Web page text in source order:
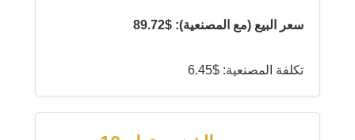
سعر البيع (مع المصنعية): $89.72
تكلفة المصنعية: $6.45